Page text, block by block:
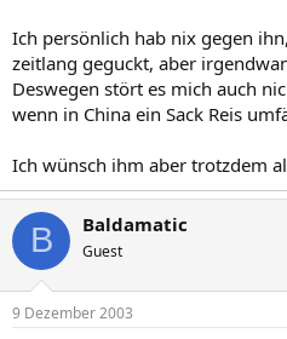
Ich persönlich hab nix gegen
zeitlang geguckt, aber
Deswegen stört es mich auch
wenn in China ein Sack Reis
Ich wünsch ihm aber trotzdem
B Baldamatic
Guest
9 Dezember 2003